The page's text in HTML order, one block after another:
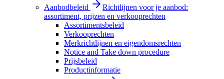
Aanbodbeleid
Richtlijnen voor je aanbod:
assortiment, prijzen en verkooprechten
Assortimentsbeleid
Verkooprechten
Merkrichtlijnen en eigendomsrechten
Notice and Take down procedure
Prijsbeleid
Productinformatie